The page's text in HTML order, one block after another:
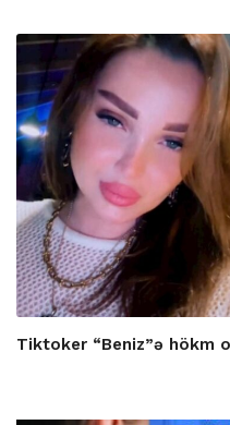
Tiktoker “Beniz”ə hökm